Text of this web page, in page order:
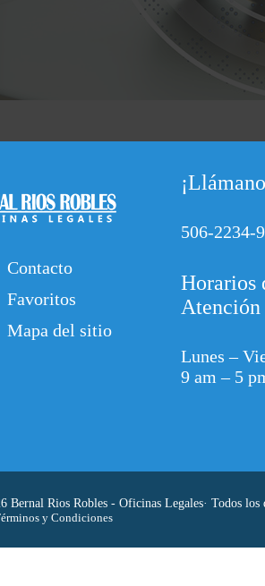
Contacto
Favoritos
Mapa del sitio
506-2234-
Horarios
Atención
Lunes –
9 am – 5
Rios Robles - Oficinas Legales· Todos los
y Condiciones